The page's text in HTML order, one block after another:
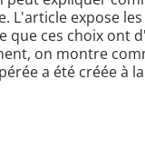
L'article expose
ces choix ont
on montre
a été créée à